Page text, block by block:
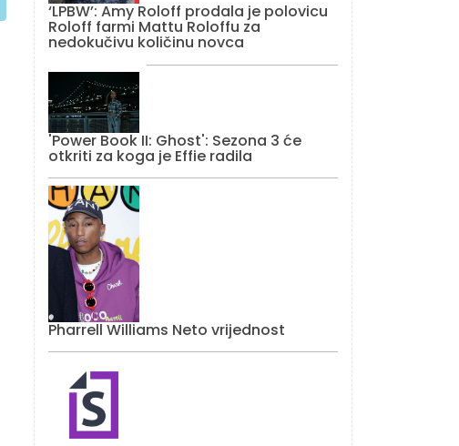
‘LPBW’: Amy Roloff prodala je polovicu
Roloff farmi Mattu Roloffu za
nedokučivu količinu novca
'Power Book II: Ghost': Sezona 3 će
otkriti za koga je Effie radila
Pharrell Williams Neto vrijednost